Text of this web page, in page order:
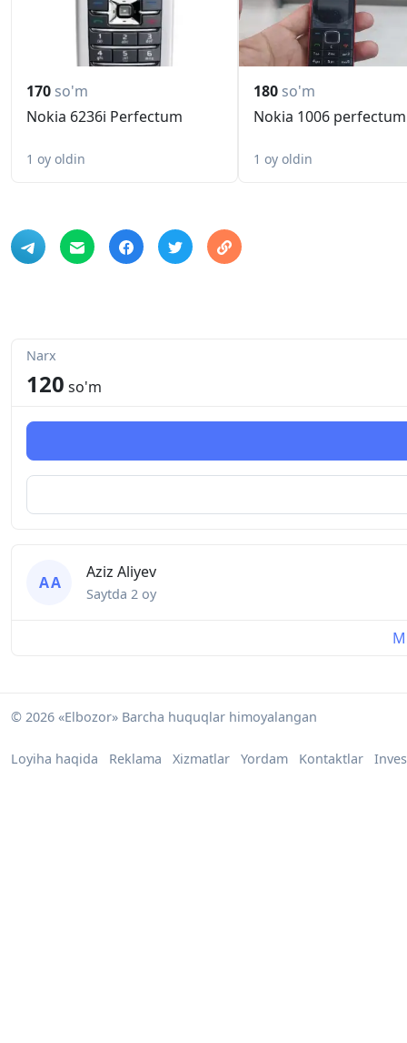
170 so'm
Nokia 6236i Perfectum
1 oy oldin
180 so'm
Nokia 1006 perfectum
1 oy oldin
Narx
120 so'm
A A
Aziz Aliyev
Saytda 2 oy
© 2026 «Elbozor» Barcha huquqlar himoyalangan
Loyiha haqida Reklama Xizmatlar Yordam Kontaktlar